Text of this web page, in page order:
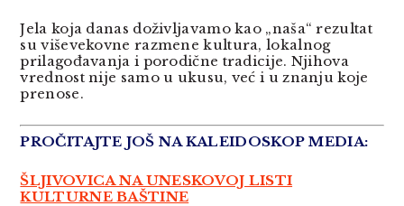
Jela koja danas doživljavamo kao „naša“ rezultat
su viševekovne razmene kultura, lokalnog
prilagođavanja i porodične tradicije. Njihova
vrednost nije samo u ukusu, već i u znanju koje
prenose.
PROČITAJTE JOŠ NA KALEIDOSKOP MEDIA:
ŠLJIVOVICA NA UNESKOVOJ LISTI
KULTURNE BAŠTINE